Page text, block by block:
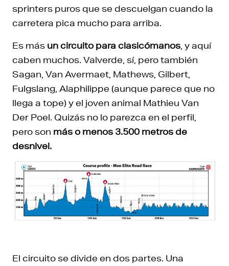
sprinters puros que se descuelgan cuando la
carretera pica mucho para arriba.
Es más un circuito para clasicómanos , y aquí
caben muchos. Valverde, sí, pero también
Sagan, Van Avermaet, Mathews, Gilbert,
Fulgslang, Alaphilippe (aunque parece que no
llega a tope) y el joven animal Mathieu Van
Der Poel. Quizás no lo parezca en el perfil,
pero son más o menos 3.500 metros de
desnivel.
El circuito se divide en dos partes. Una